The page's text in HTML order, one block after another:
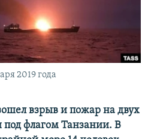
2019 года
взрыв и пожар на двух
флагом Танзании. В